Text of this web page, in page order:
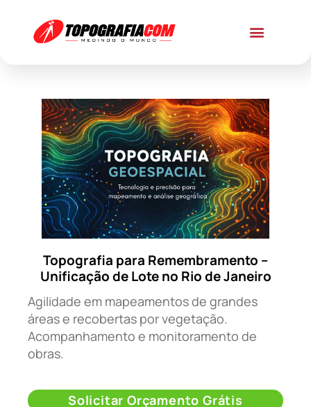
Topografia para Remembramento –
Unificação de Lote no Rio de Janeiro
Agilidade em mapeamentos de grandes
áreas e recobertas por vegetação.
Acompanhamento e monitoramento de
obras.
Solicitar Orçamento Grátis